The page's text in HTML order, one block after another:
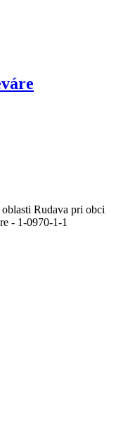
Rudava pri obci
- 1-0970-1-1